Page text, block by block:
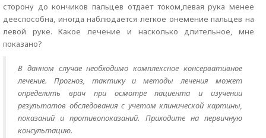
сторону до кончиков пальцев отдает током,левая рука менее
дееспособна, иногда наблюдается легкое онемение пальцев на
левой руке. Какое лечение и насколько длительное, мне
показано?
В данном случае необходимо комплексное консервативное
лечение. Прогноз, тактику и методы лечения может
определить врач при осмотре пациента и изучении
результатов обследования с учетом клинической картины,
показаний и противопоказаний. Приходите на первичную
консультацию.